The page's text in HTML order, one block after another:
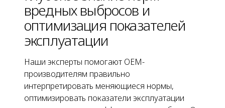
вредных выбросов и
оптимизация показателей
эксплуатации
Наши эксперты помогают OEM-
производителям правильно
интерпретировать меняющиеся нормы,
оптимизировать показатели эксплуатации